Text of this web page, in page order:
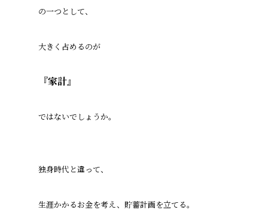
の一つとして、
大きく占めるのが
『家計』
ではないでしょうか。
独身時代と違って、
生涯かかるお金を考え、 貯蓄計画を立てる。